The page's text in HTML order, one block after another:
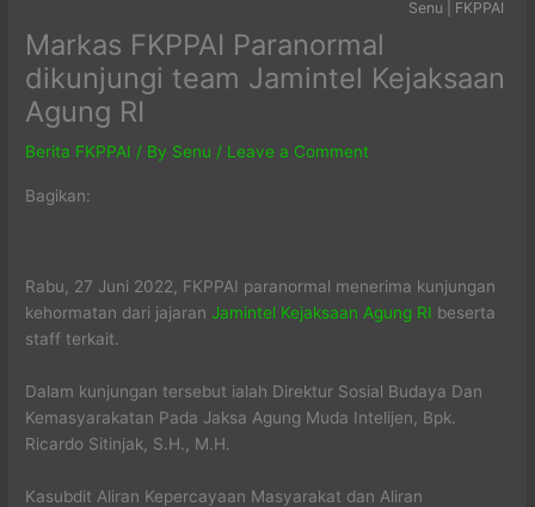
Senu | FKPPAI
Markas FKPPAI Paranormal
dikunjungi team Jamintel Kejaksaan
Agung RI
Berita FKPPAI / By Senu / Leave a Comment
Bagikan:
Rabu, 27 Juni 2022, FKPPAI paranormal menerima kunjungan
kehormatan dari jajaranJamintel Kejaksaan Agung RI beserta
staff terkait.
Dalam kunjungan tersebut ialah Direktur Sosial Budaya Dan
Kemasyarakatan Pada Jaksa Agung Muda Intelijen, Bpk.
Ricardo Sitinjak, S.H., M.H.
Kasubdit Aliran Kepercayaan Masyarakat dan Aliran